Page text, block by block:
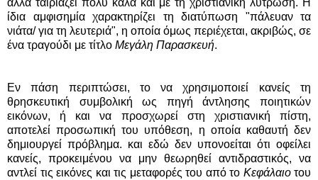
αλλά ταιριάζει πολύ καλά και με τη χριστιανική λύτρωση. Η
ίδια αμφισημία χαρακτηρίζει τη διατύπωση "πάλευαν τα
νιάτα/ για τη λευτεριά", η οποία όμως περιέχεται, ακριβώς, σε
ένα τραγούδι με τίτλο Μεγάλη Παρασκευή.
Εν πάση περιπτώσει, το να χρησιμοποιεί κανείς τη
θρησκευτική συμβολική ως πηγή άντλησης ποιητικών
εικόνων, ή και να προσχωρεί στη χριστιανική πίστη,
αποτελεί προσωπική του υπόθεση, η οποία καθαυτή δεν
δημιουργεί πρόβλημα. και εδώ δεν υπονοείται ότι οφείλει
κανείς, προκειμένου να μην θεωρηθεί αντιδραστικός, να
αντλεί τις εικόνες και τις μεταφορές του από το Κεφάλαιοτου